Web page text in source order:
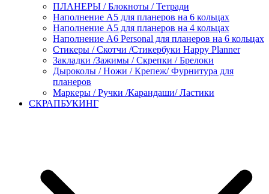
ПЛАНЕРЫ / Блокноты / Тетради
Наполнение А5 для планеров на 6 кольцах
Наполнение А5 для планеров на 4 кольцах
Наполнение А6 Personal для планеров на 6 кольцах
Стикеры / Скотчи /Стикербуки Happy Planner
Закладки /Зажимы / Скрепки / Брелоки
Дыроколы / Ножи / Крепеж/ Фурнитура для
планеров
Маркеры / Ручки /Карандаши/ Ластики
СКРАПБУКИНГ